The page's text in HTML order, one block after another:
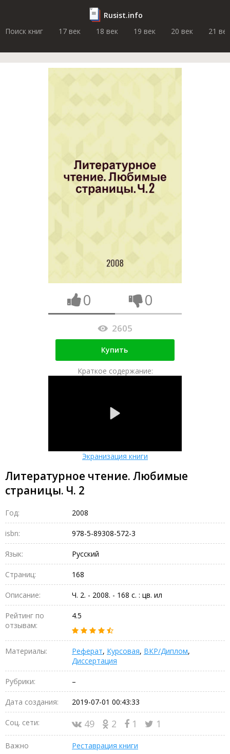
Rusist.info
Поиск книг
17 век 18 век 19 век 20 век 21 век
0 0
2605
Купить
Краткое содержание:
Экранизация книги
Литературное чтение. Любимые
страницы. Ч. 2
Год: 2008
isbn: 978-5-89308-572-3
Язык: Русский
Страниц: 168
Описание: Ч. 2. - 2008. - 168 с. : цв. ил
Рейтинг по
отзывам:
4.5
Материалы: Реферат, Курсовая, ВКР/Диплом,
Диссертация
Рубрики: –
Дата создания: 2019-07-01 00:43:33
Соц. сети: 49 2 1 1
Важно Реставрация книги